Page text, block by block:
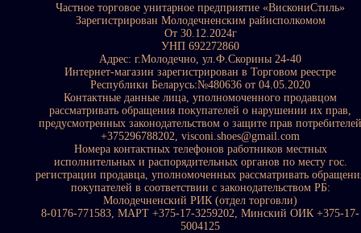
Частное торговое унитарное предприятие «ВискониСтиль»
Зарегистрирован Молодечненским райисполкомом
От 30.12.2024г
УНП 692272860
Адрес: г.Молодечно, ул.Ф.Скорины 24-40
Интернет-магазин зарегистрирован в Торговом реестре
Республики Беларусь:№480636 от 04.05.2020
Контактные данные лица, уполномоченного продавцом
рассматривать обращения покупателей о нарушении их прав,
предусмотренных законодательством о защите прав потребителей
+375296788202, visconi.shoes@gmail.com
Номера контактных телефонов работников местных
исполнительных и распорядительных органов по месту гос.
регистрации продавца, уполномоченных рассматривать
покупателей в соответствии с законодательством РБ:
Молодечненский РИК (отдел торговли)
8-0176-771583, МАРТ +375-17-3259202, Минский ОИК +375-17-
5004125